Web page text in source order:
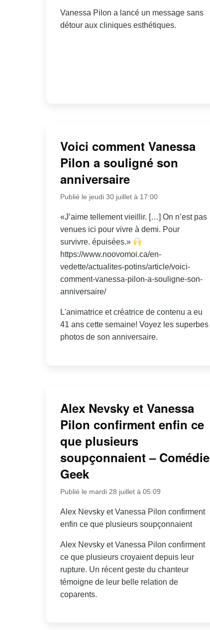
Vanessa Pilon a lancé un message sans
détour aux cliniques esthétiques.
Voici comment Vanessa
Pilon a souligné son
anniversaire
Publié le jeudi 30 juillet à 17:00
«J’aime tellement vieillir. […] On n’est pas
venues ici pour vivre à demi. Pour
survivre. épuisées.»
https://www.noovomoi.ca/en-
vedette/actualites-potins/article/voici-
comment-vanessa-pilon-a-souligne-son-
anniversaire/
L'animatrice et créatrice de contenu a eu
41 ans cette semaine! Voyez les superbes
photos de son anniversaire.
Alex Nevsky et Vanessa
Pilon confirment enfin ce
que plusieurs
soupçonnaient – Comédie
Geek
Publié le mardi 28 juillet à 05:09
Alex Nevsky et Vanessa Pilon confirment
enfin ce que plusieurs soupçonnaient
Alex Nevsky et Vanessa Pilon confirment
ce que plusieurs croyaient depuis leur
rupture. Un récent geste du chanteur
témoigne de leur belle relation de
coparents.